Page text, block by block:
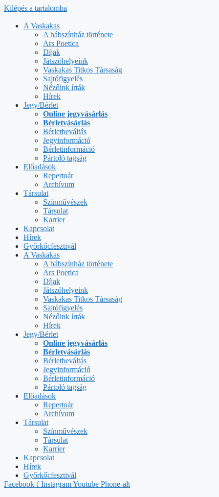
Kilépés a tartalomba
A Vaskakas
A bábszínház története
Ars Poetica
Díjak
Játszóhelyeink
Vaskakas Titkos Társaság
Sajtófigyelés
Nézőink írták
Hírek
Jegy/Bérlet
Online jegyvásárlás
Bérletvásárlás
Bérletbeváltás
Jegyinformáció
Bérletinformáció
Pártoló tagság
Előadások
Repertoár
Archívum
Társulat
Színművészek
Társulat
Karrier
Kapcsolat
Hírek
Győrkőcfesztivál
A Vaskakas
A bábszínház története
Ars Poetica
Díjak
Játszóhelyeink
Vaskakas Titkos Társaság
Sajtófigyelés
Nézőink írták
Hírek
Jegy/Bérlet
Online jegyvásárlás
Bérletvásárlás
Bérletbeváltás
Jegyinformáció
Bérletinformáció
Pártoló tagság
Előadások
Repertoár
Archívum
Társulat
Színművészek
Társulat
Karrier
Kapcsolat
Hírek
Győrkőcfesztivál
Facebook-f InstagramYoutube Phone-alt